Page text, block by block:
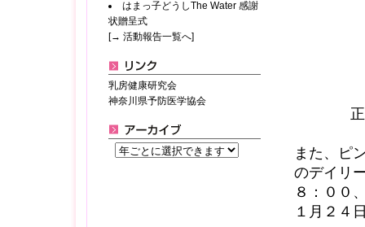
また、ピ
のデイリ
８：００
１月２４
はまっ子どうしThe Water 感謝
状贈呈式
[→ 活動報告一覧へ]
乳房健康研究会
神奈川県予防医学協会